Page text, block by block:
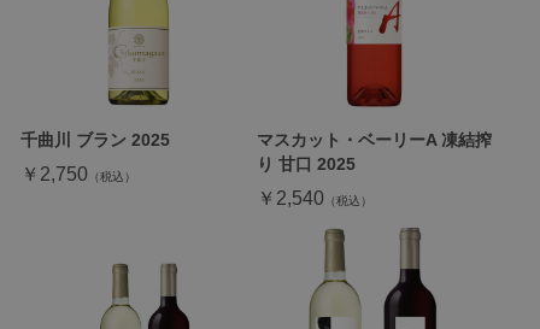
千曲川 ブラン 2025
￥2,750
マスカット・ベーリーA 凍結搾
り 甘口 2025
￥2,540